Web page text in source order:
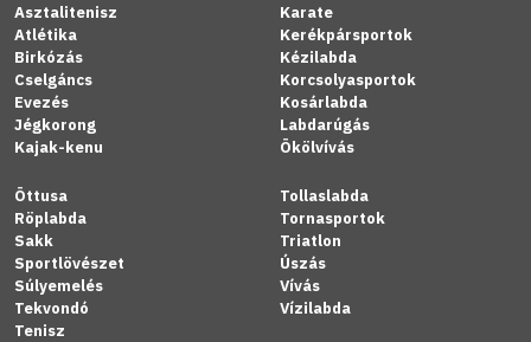
Asztalitenisz
Atlétika
Birkózás
Cselgáncs
Evezés
Jégkorong
Kajak-kenu
Karate
Kerékpársportok
Kézilabda
Korcsolyasportok
Kosárlabda
Labdarúgás
Ökölvívás
Öttusa
Röplabda
Sakk
Sportlövészet
Súlyemelés
Tekvondó
Tenisz
Tollaslabda
Tornasportok
Triatlon
Úszás
Vívás
Vízilabda